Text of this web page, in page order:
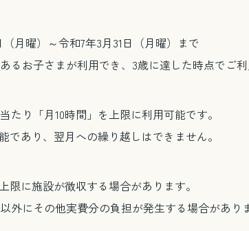
（月曜）～令和7年3月31日（月曜）まで
るお子さまが利用でき、3歳に達した時点でご利
たり「月10時間」を上限に利用可能です。
あり、翌月への繰り越しはできません。
限に施設が徴収する場合があります。
にその他実費分の負担が発生する場合があり